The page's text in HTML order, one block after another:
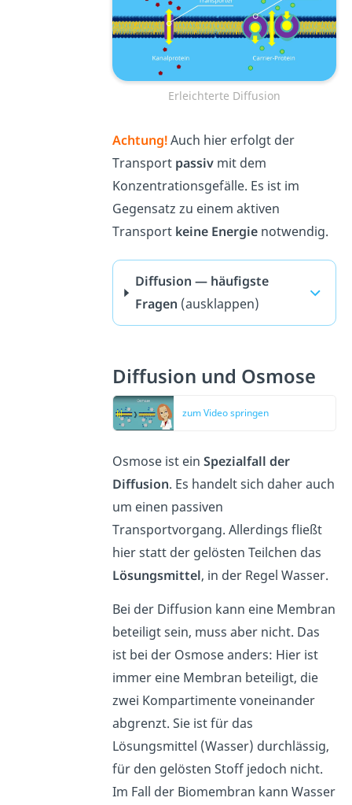
Erleichterte Diffusion
Achtung!Auch hier erfolgt der
Transport passiv mit dem
Konzentrationsgefälle. Es ist im
Gegensatz zu einem aktiven
Transport keine Energie notwendig.
Diffusion — häufigste
Fragen (ausklappen)
Diffusion und Osmose
zum Video springen
Osmose ist einSpezialfall der
Diffusion. Es handelt sich daher auch
um einen passiven
Transportvorgang. Allerdings fließt
hier statt der gelösten Teilchen das
Lösungsmittel, in der Regel Wasser.
Bei der Diffusion kann eine Membran
beteiligt sein, muss aber nicht. Das
ist bei der Osmose anders: Hier ist
immer eine Membran beteiligt, die
zwei Kompartimente voneinander
abgrenzt. Sie ist für das
Lösungsmittel (Wasser) durchlässig,
für den gelösten Stoff jedoch nicht.
Im Fall der Biomembran kann Wasser